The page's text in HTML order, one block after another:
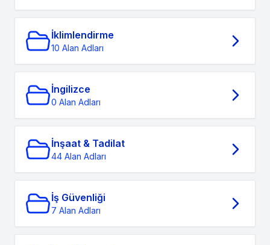
İklimlendirme
10 Alan Adları
İngilizce
0 Alan Adları
İnşaat & Tadilat
44 Alan Adları
İş Güvenliği
7 Alan Adları